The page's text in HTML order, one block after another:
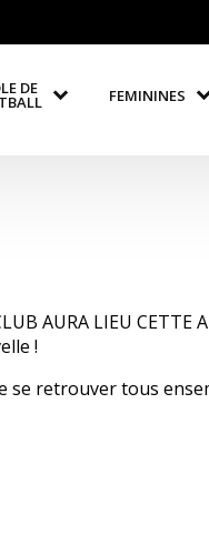
DE FEMININES
AURA LIEU
!
se retrouver tous